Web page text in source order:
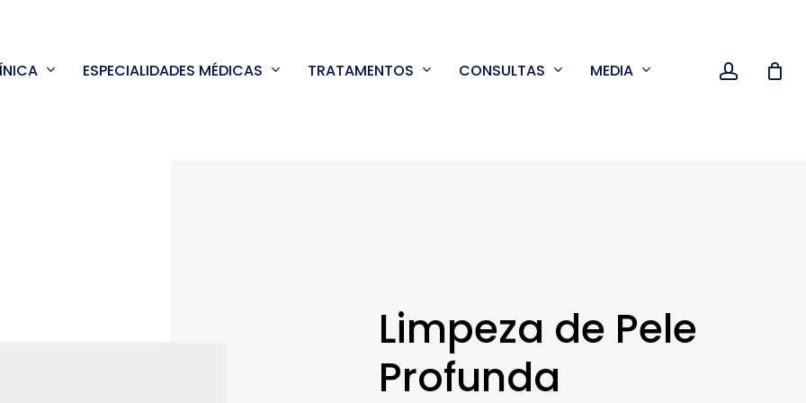
ESPECIALIDADES MÉDICAS TRATAMENTOS CONSULTAS MEDIA
Limpeza de Pele
Profunda